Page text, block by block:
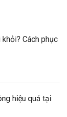
Cách phục
hiệu quả tại